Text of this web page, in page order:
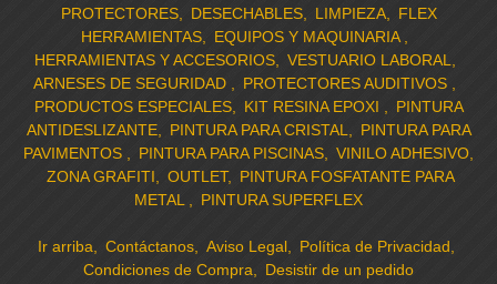
PROTECTORES
DESECHABLES LIMPIEZA
FLEX
HERRAMIENTAS
EQUIPOS Y MAQUINARIA
HERRAMIENTAS Y ACCESORIOS
VESTUARIO LABORAL
ARNESES DE SEGURIDAD
PROTECTORES AUDITIVOS
PRODUCTOS ESPECIALES
KIT RESINA EPOXI
PINTURA
ANTIDESLIZANTE
PINTURA PARA CRISTAL
PINTURA PARA
PAVIMENTOS
PINTURA PARA PISCINAS
VINILO ADHESIVO
ZONA GRAFITI
OUTLET
PINTURA FOSFATANTE PARA
METAL
PINTURA SUPERFLEX
Ir arriba Contáctanos Aviso Legal
Política de Privacidad
Condiciones de Compra
Desistir de un pedido